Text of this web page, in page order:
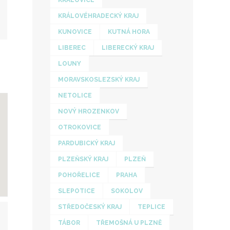
KRÁLOVÉHRADECKÝ KRAJ
KUNOVICE KUTNÁ HORA
LIBEREC LIBERECKÝ KRAJ
LOUNY
MORAVSKOSLEZSKÝ KRAJ
NETOLICE
NOVÝ HROZENKOV
OTROKOVICE
PARDUBICKÝ KRAJ
PLZEŇSKÝ KRAJ PLZEŇ
POHOŘELICE PRAHA
SLEPOTICE SOKOLOV
STŘEDOČESKÝ KRAJ TEPLICE
TÁBOR TŘEMOŠNÁ U PLZNĚ